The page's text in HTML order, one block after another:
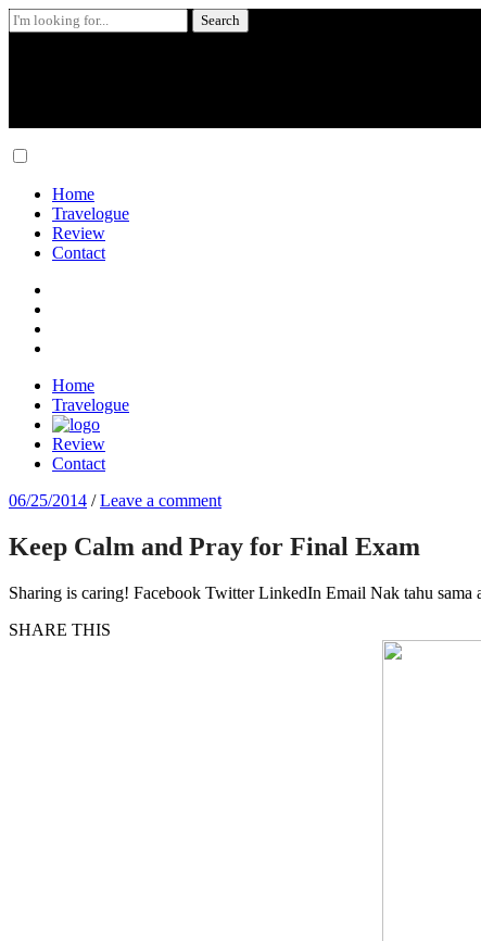
Search
for:
Skip
contentHome
Travelogue
Review
Contact
Home
Travelogue
Review
Contact
06/25/2014 /Leave a comment
Keep Calm and Pray for Final Exam
Sharing is caring! Facebook Twitter LinkedIn Email Nak tahu
SHARE THIS